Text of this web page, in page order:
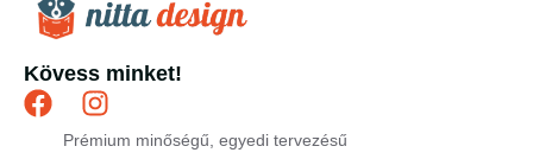
Kövess minket!
Prémium minőségű, egyedi tervezésű